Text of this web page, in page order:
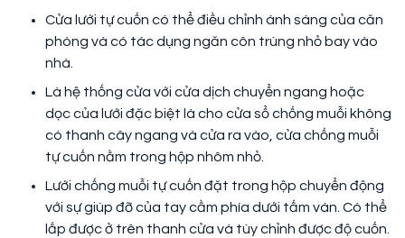
Cửa lưới tự cuốn có thể điều chỉnh ánh sáng của căn
phòng và có tác dụng ngăn côn trùng nhỏ bay vào
nhà.
Là hệ thống cửa với cửa dịch chuyển ngang hoặc
dọc của lưới đặc biệt là cho cửa sổ chống muỗi không
có thanh cây ngang và cửa ra vào, cửa chống muỗi
tự cuốn nằm trong hộp nhôm nhỏ.
Lưới chống muỗi tự cuốn đặt trong hộp chuyển động
với sự giúp đỡ của tay cầm phía dưới tấm ván. Có thể
lắp được ở trên thanh cửa và tùy chỉnh được độ cuốn.